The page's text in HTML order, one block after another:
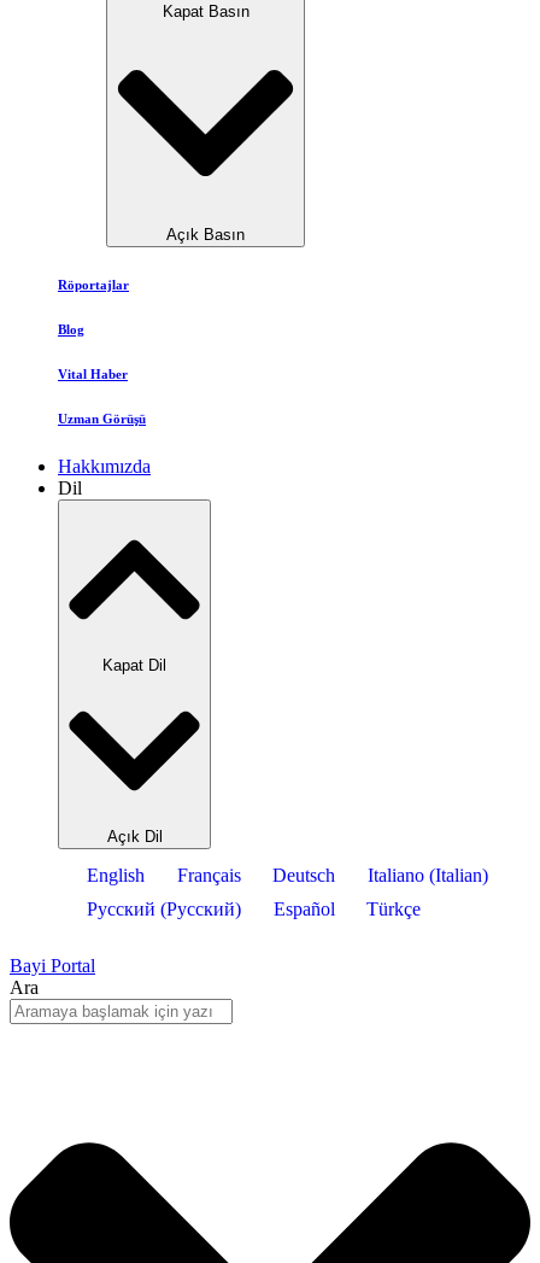
Kapat Basın
Açık Basın
Röportajlar
Blog
Vital Haber
Uzman Görüşü
Hakkımızda
Dil
Kapat Dil
Açık Dil
English Français Deutsch Italiano(Italian)
Русский (Pусский) Español Türkçe
Bayi Portal
Ara